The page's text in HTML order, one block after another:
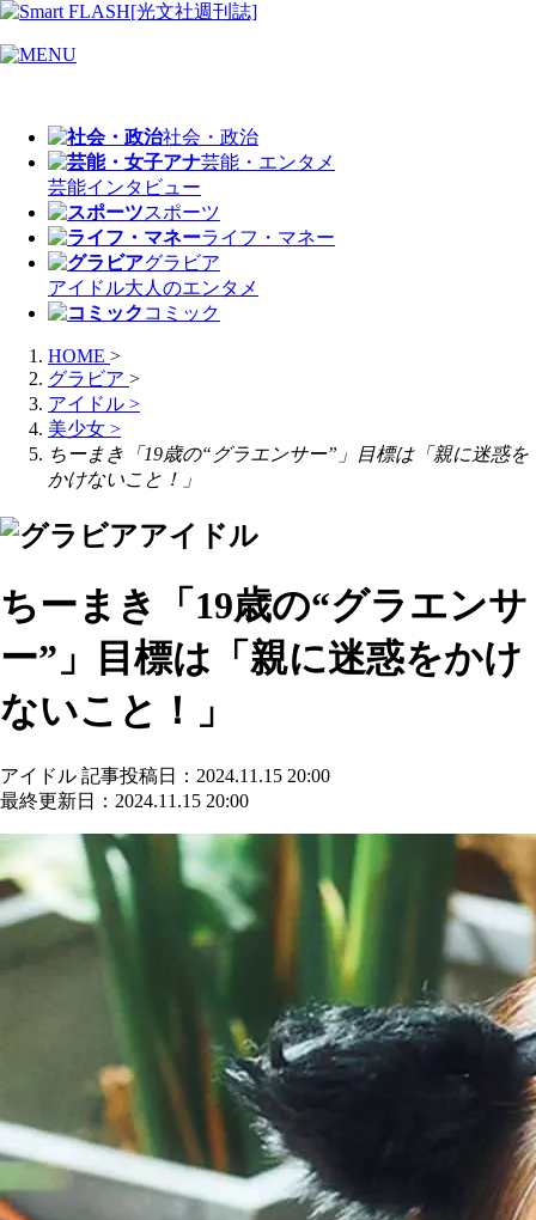
社会・政治
芸能・エンタメ
芸能インタビュー
スポーツ
ライフ・マネー
グラビア
アイドル大人のエンタメ
コミック
HOME >
グラビア >
アイドル >
美少女 >
ちーまき「19歳の“グラエンサー”」目標は「親に迷惑を
かけないこと！」
アイドル
ちーまき「19歳の“グラエンサ
ー”」目標は「親に迷惑をかけ
ないこと！」
アイドル 記事投稿日：2024.11.15 20:00
最終更新日：2024.11.15 20:00